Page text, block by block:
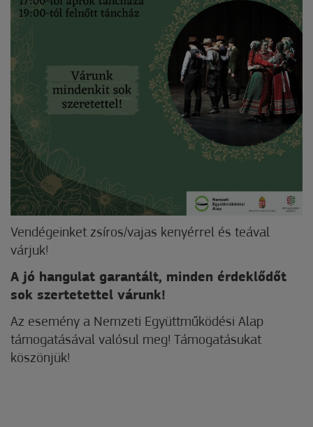
Vendégeinket zsíros/vajas kenyérrel és teával
várjuk!
A jó hangulat garantált, minden érdeklődőt
sok szertetettel várunk!
Az esemény a Nemzeti Együttműködési Alap
támogatásával valósul meg! Támogatásukat
köszönjük!